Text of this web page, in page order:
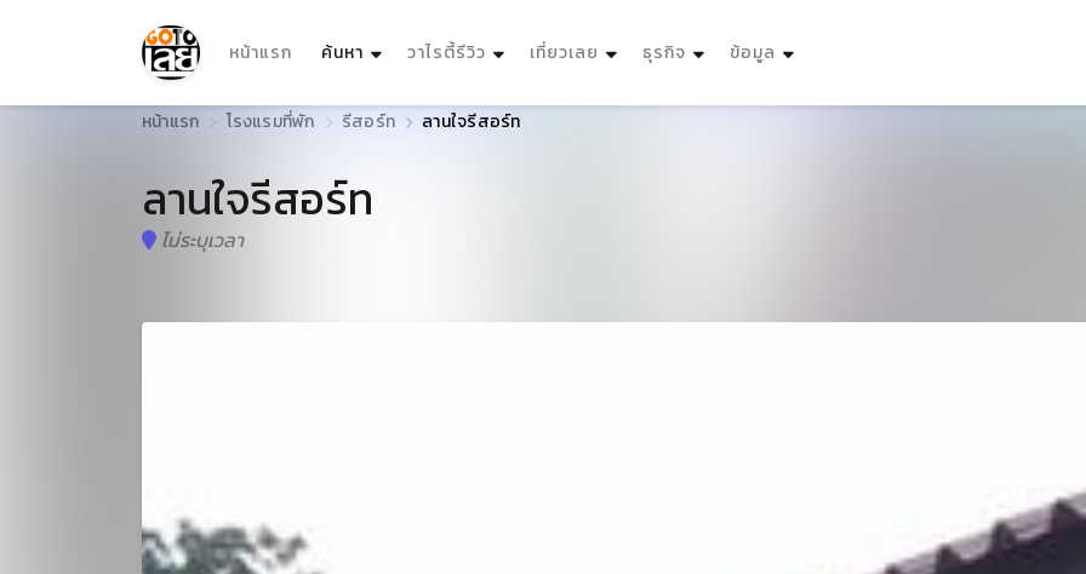
หน้าแรก ค้นหา (current)วาไรตี้รีวิว เที่ยวเลย ธุรกิจ ข้อมูล
หน้าแรก โรงแรมที่พัก รีสอร์ท ลานใจรีสอร์ท
ลานใจรีสอร์ท
ไม่ระบุเวลา